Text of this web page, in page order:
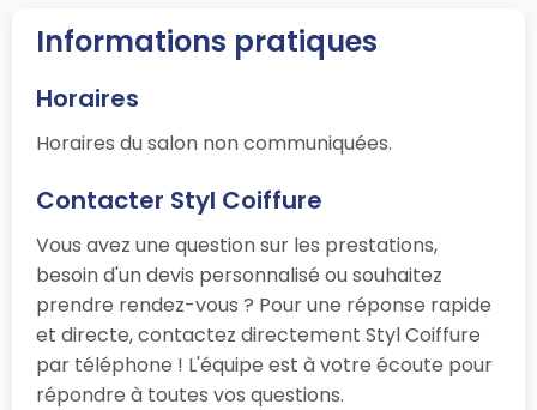
Informations pratiques
Horaires
Horaires du salon non communiquées.
Contacter Styl Coiffure
Vous avez une question sur les prestations,
besoin d'un devis personnalisé ou souhaitez
prendre rendez-vous ? Pour une réponse rapide
et directe, contactez directement Styl Coiffure
par téléphone ! L'équipe est à votre écoute pour
répondre à toutes vos questions.